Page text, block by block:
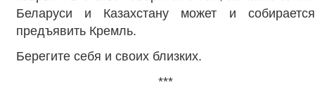
Беларуси и Казахстану может и собирается
предъявить Кремль.
Берегите себя и своих близких.
***